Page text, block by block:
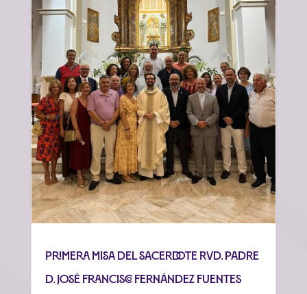
Primera misa del sacerdote Rvd. Padre
D. José Francisco Fernández Fuentes